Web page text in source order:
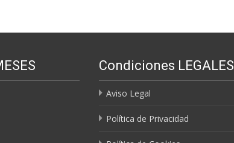
Condiciones LEGALES
Aviso Legal
Política de Privacidad